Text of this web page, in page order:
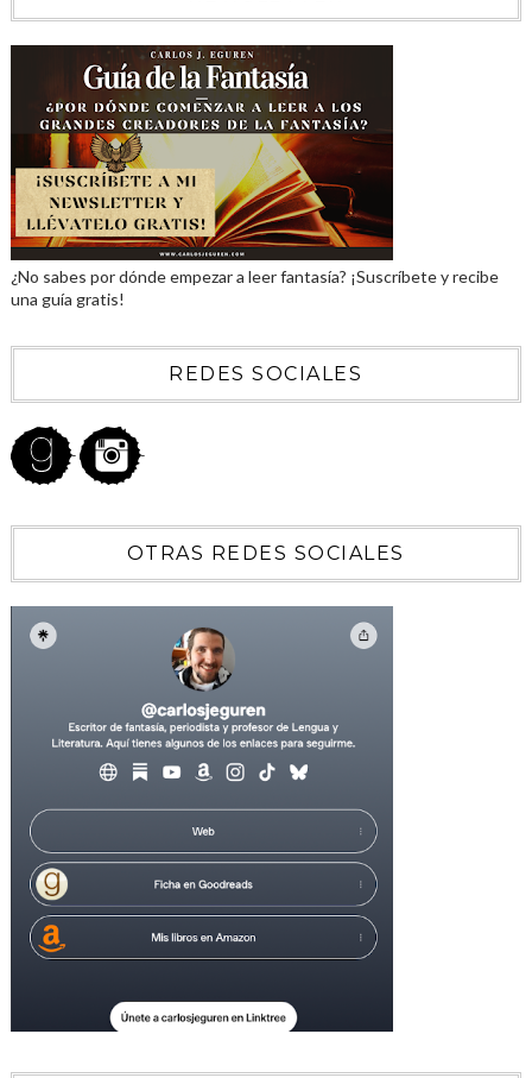
¿No sabes por dónde empezar a leer fantasía? ¡Suscríbete y recibe
una guía gratis!
REDES SOCIALES
OTRAS REDES SOCIALES